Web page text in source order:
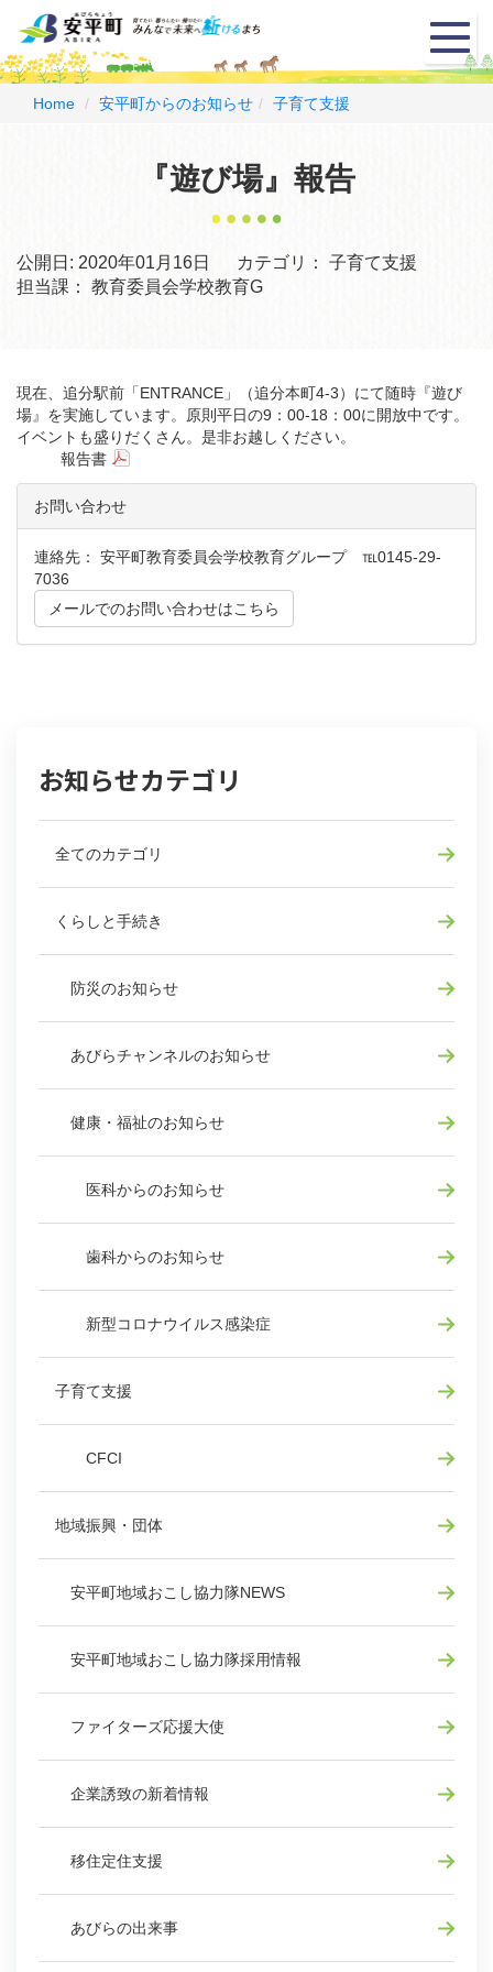
メ
ニ
ュ
Home 安平町からのお知らせ 子育て支援
『遊び場』報告
公開日: 2020年01月16日 カテゴリ：
子育て支援
担当課：
教育委員会学校教育G
現在、追分駅前「ENTRANCE」（追分本町4-3）にて随時『遊び
場』を実施しています。原則平日の9：00-18：00に開放中です。
イベントも盛りだくさん。是非お越しください。
報告書
お問い合わせ
連絡先： 安平町教育委員会学校教育グループ ℡0145-29-
7036
メールでのお問い合わせはこちら
お知らせカテゴリ
全てのカテゴリ
くらしと手続き
防災のお知らせ
あびらチャンネルのお知らせ
健康・福祉のお知らせ
医科からのお知らせ
歯科からのお知らせ
新型コロナウイルス感染症
子育て支援
CFCI
地域振興・団体
安平町地域おこし協力隊NEWS
安平町地域おこし協力隊採用情報
ファイターズ応援大使
企業誘致の新着情報
移住定住支援
あびらの出来事